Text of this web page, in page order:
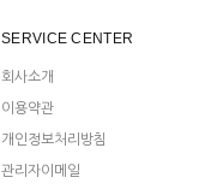
SERVICE CENTER
회사소개
이용약관
개인정보처리방침
관리자이메일